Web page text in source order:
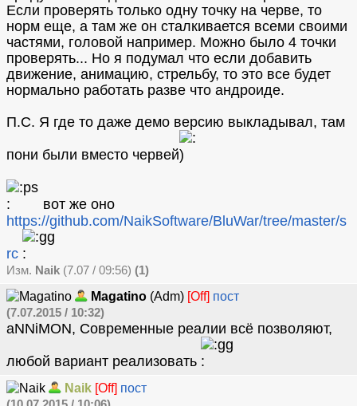
Если проверять только одну точку на черве, то
норм еще, а там же он сталкивается всеми своими
частями, головой например. Можно было 4 точки
проверять... Но я подумал что если добавить
движение, анимацию, стрельбу, то это все будет
нормально работать разве что андроиде.
П.С. Я где то даже демо версию выкладывал, там
пони были вместо червей
вот же оно
https://github.com/NaikSoftware/BluWar/tree/master/s
rc
Изм. Naik (7.07 / 09:56) (1)
Magatino (Adm) [Off] пост
(7.07.2015 / 10:32)
aNNiMON, Современные реалии всё позволяют,
любой вариант реализовать
Naik [Off] пост